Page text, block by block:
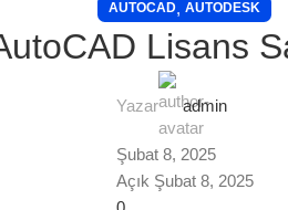
AUTOCAD,AUTODESK
Lisans
Yazar admin
Şubat 8, 2025
Açık Şubat 8, 2025